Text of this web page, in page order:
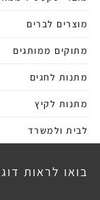
מוצרים לברים
מתוקים ממותגים
מתנות לחגים
מתנות לקיץ
לבית ולמשרד
בואו לראות